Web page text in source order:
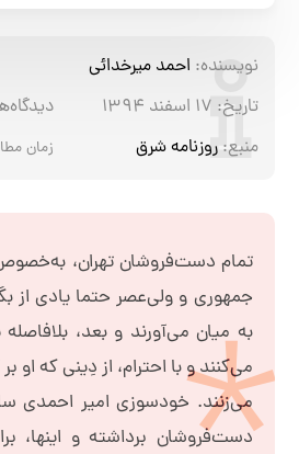
نویسنده: احمد میرخدائی
تاریخ: ۱۷ اسفند ۱۳۹۴
منبع: روزنامه شرق زمان
تمام دست‌فروشان تهران،
جمهوری و ولی‌عصر حتما یادی از
به میان می‌آورند و بعد،
می‌کنند و با احترام، از دِینی که او
می‌زنند. خودسوزی امیر احمدی
دست‌فروشان برداشته و اینها،